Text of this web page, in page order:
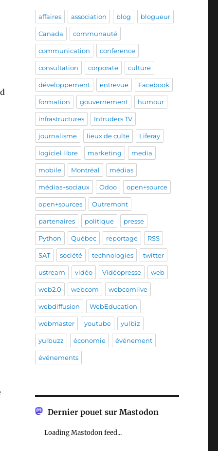
affaires association blog blogueur
Canada communauté
communication conference
consultation corporate culture
développement entrevue Facebook
formation gouvernement humour
infrastructures Intruders TV
journalisme lieux de culte Liferay
logiciel libre marketing media
mobile Montréal médias
médias+sociaux Odoo open+source
open+sources Outremont
partenaires politique presse
Python Québec reportage RSS
SAT société technologies twitter
ustream vidéo Vidéopresse web
web2.0 webcom webcomlive
webdiffusion WebEducation
webmaster youtube yulbiz
yulbuzz économie événement
événements
Dernier pouet sur Mastodon
Loading Mastodon feed...